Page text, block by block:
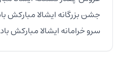
سرو خرامانه ایشالا مبارکش باد